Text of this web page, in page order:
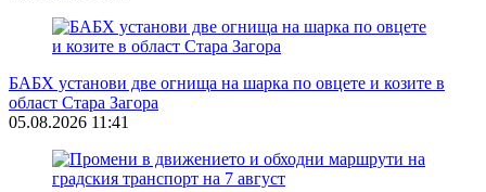
БАБХ установи две огнища на шарка по овцете и козите в
област Стара Загора
05.08.2026 11:41